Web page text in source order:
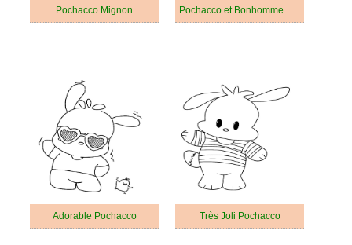
Pochacco Mignon Pochacco et Bonhomme de neige
Adorable Pochacco Très Joli Pochacco